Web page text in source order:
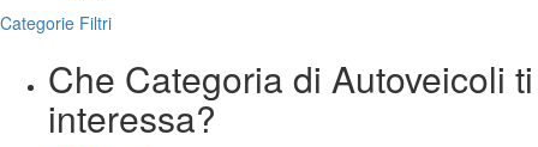
Categorie Filtri
Che Categoria di Autoveicoli ti
interessa?